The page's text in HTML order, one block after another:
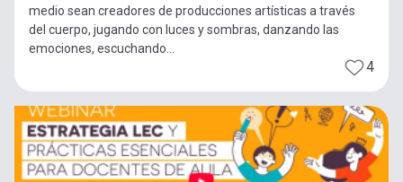
medio sean creadores de producciones artísticas a través
del cuerpo, jugando con luces y sombras, danzando las
emociones, escuchando...
4